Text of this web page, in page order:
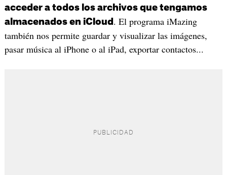
acceder a todos los archivos que tengamos
almacenados en iCloud . El programa iMazing
también nos permite guardar y visualizar las imágenes,
pasar música al iPhone o al iPad, exportar contactos...